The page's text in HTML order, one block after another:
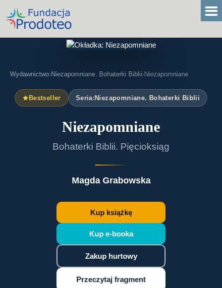

Nasz zespół
Aktualności
Konferencje
Kalendarz wydarzeń
Nasza oferta
Posłuchaj teraz
Wydawnictwo
Kurs apologetyczny
Studium „Wiara i nauka”
Contra Gentiles
Wydawnictwo›Niezapomniane. Bohaterki Biblii›Niezapomniane
Bestseller Seria: Niezapomniane. Bohaterki Biblii
Niezapomniane
Bohaterki Biblii. Pięcioksiąg
Magda Grabowska
Kup książkę
Kup e-booka
Zakup hurtowy
Przeczytaj fragment